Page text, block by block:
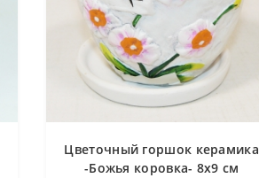
Цветочный горшок керамика
-Божья коровка- 8х9 см